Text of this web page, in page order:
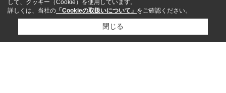
して、クッキー（Cookie）を使用しています。
詳しくは、当社の 「Cookieの取扱いについて」 をご確認ください。
閉じる